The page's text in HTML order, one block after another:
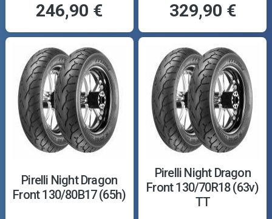
246,90 € 329,90 €
Pirelli Night Dragon
Front 130/80B17 (65h)
Pirelli Night Dragon
Front 130/70R18 (63v)
TT